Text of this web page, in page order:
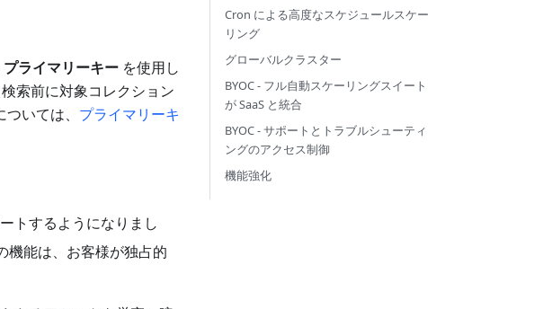
プライマリーキー を使用し
索前に対象コレクション
いては、 プライマリーキ
トするようになりまし
機能は、お客様が独占的
Cron による高度なスケジュールスケー
リング
グローバルクラスター
BYOC - フル自動スケーリングスイート
が SaaS と統合
BYOC - サポートとトラブルシューティ
ングのアクセス制御
機能強化